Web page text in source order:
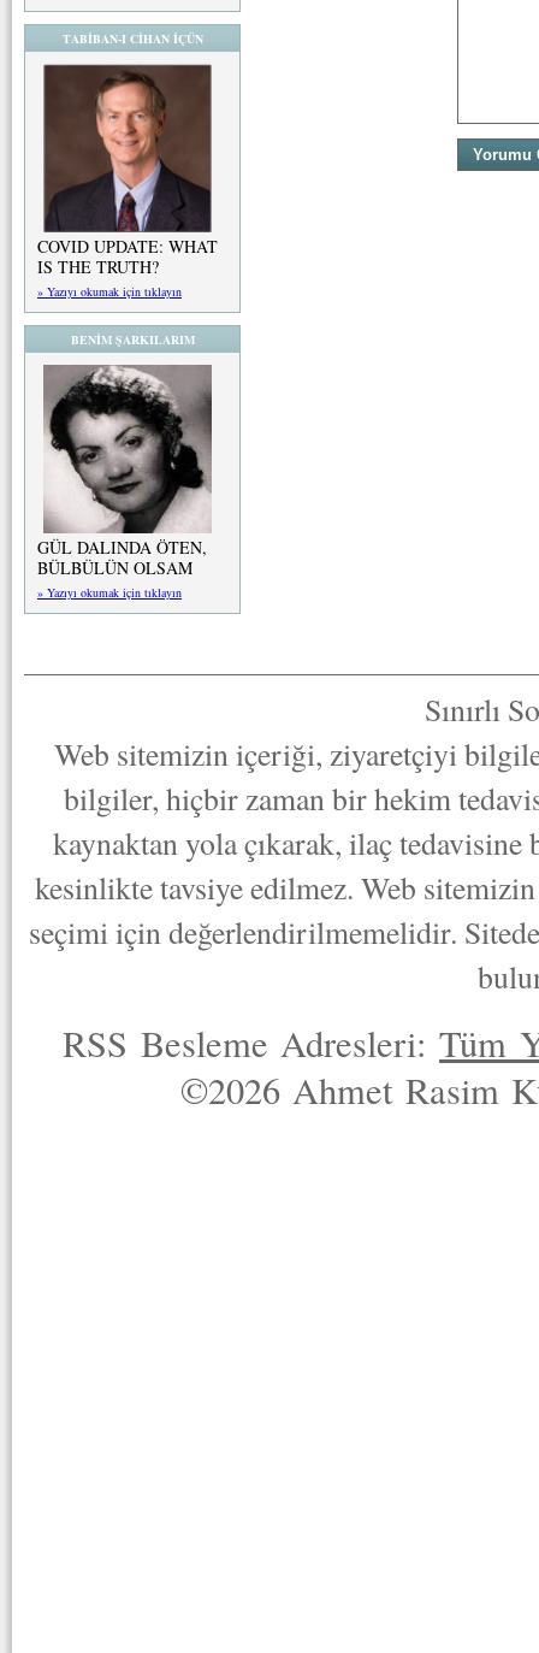
TABİBAN-I CİHAN İÇÜN
COVID UPDATE: WHAT
IS THE TRUTH?
» Yazıyı okumak için tıklayın
BENİM ŞARKILARIM
GÜL DALINDA ÖTEN,
BÜLBÜLÜN OLSAM
» Yazıyı okumak için tıklayın
Sınırlı
Web sitemizin içeriği, ziyaretçiyi
bilgiler, hiçbir zaman bir hekim
kaynaktan yola çıkarak, ilaç
kesinlikte tavsiye edilmez. Web
seçimi için değerlendirilmemelidir.
RSS Besleme Adresleri:Tüm
©2026 Ahmet Rasim